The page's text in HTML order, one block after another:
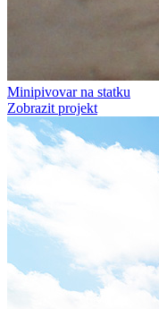
Minipivovar na statku
Zobrazit projekt